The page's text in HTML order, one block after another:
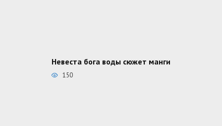
Невеста бога воды сюжет манги
150